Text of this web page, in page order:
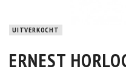
UITVERKOCHT
ERNEST